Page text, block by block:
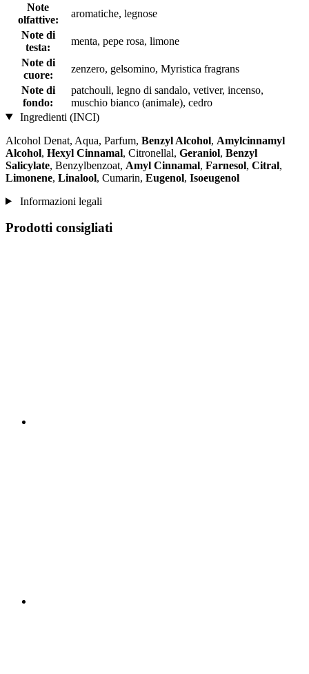
Note
olfattive:
aromatiche, legnose
Note di
testa:
menta, pepe rosa, limone
Note di
cuore:
zenzero, gelsomino, Myristica fragrans
Note di
fondo:
patchouli, legno di sandalo, vetiver, incenso,
muschio bianco (animale), cedro
Ingredienti (INCI)
Alcohol Denat, Aqua, Parfum, Benzyl Alcohol, Amylcinnamyl
Alcohol, Hexyl Cinnamal, Citronellal, Geraniol, Benzyl
Salicylate, Benzylbenzoat, Amyl Cinnamal, Farnesol, Citral,
Limonene, Linalool, Cumarin, Eugenol, Isoeugenol
Informazioni legali
Prodotti consigliati